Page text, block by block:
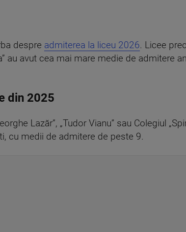
despre admiterea la liceu 2026. Licee
au avut cea mai mare medie de admitere
din 2025
Lazăr”, „Tudor Vianu” sau Colegiul
cu medii de admitere de peste 9.